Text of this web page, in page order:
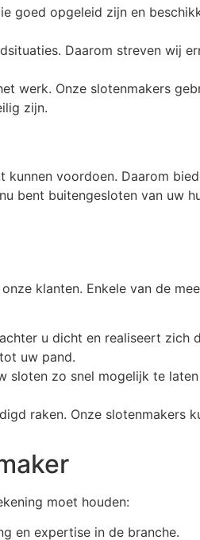
goed opgeleid zijn en
Daarom streven wij
werk. Onze slotenmakers
zijn.
voordoen. Daarom
bent buitengesloten van uw
klanten. Enkele van de
u dicht en realiseert zich
uw pand.
sloten zo snel mogelijk te
raken. Onze slotenmakers
moet houden:
en expertise in de branche.